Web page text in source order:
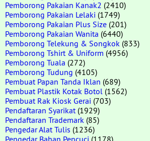
Pemborong Pakaian Kanak2 (2410)
Pemborong Pakaian Lelaki (1749)
Pemborong Pakaian Plus Size (201)
Pemborong Pakaian Wanita (6440)
Pemborong Telekung & Songkok (833)
Pemborong Tshirt & Uniform (4956)
Pemborong Tuala (272)
Pemborong Tudung (4105)
Pembuat Papan Tanda Iklan (689)
Pembuat Plastik Kotak Botol (1562)
Pembuat Rak Kiosk Gerai (703)
Pendaftaran Syarikat (1929)
Pendaftaran Trademark (85)
Pengedar Alat Tulis (1236)
Pengedar Bahan Pencuci (1178)